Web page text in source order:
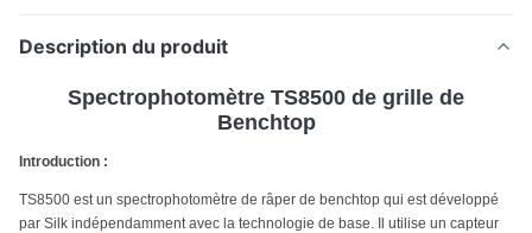
Description du produit
Spectrophotomètre TS8500 de grille de
Benchtop
Introduction :
TS8500 est un spectrophotomètre de râper de benchtop qui est développé
par Silk indépendamment avec la technologie de base. Il utilise un capteur